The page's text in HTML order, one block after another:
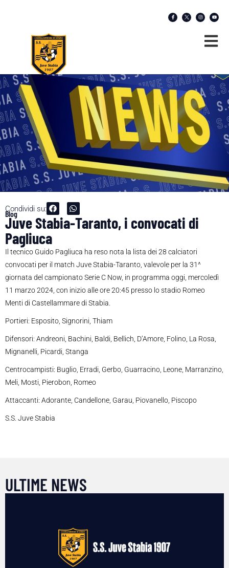
Condividi su:
Blog
Juve Stabia-Taranto, i convocati di
Pagliuca
Il tecnico Guido Pagliuca ha reso nota la lista dei 28 calciatori
convocati per il match Juve Stabia-Taranto, valevole per la 31^
giornata del campionato Serie C Now, in programma oggi, mercoledì
11 marzo 2024, con inizio alle ore 20:45 presso lo stadio Romeo
Menti di Castellammare di Stabia.
Portieri: Esposito, Signorini, Thiam
Difensori: Andreoni, Bachini, Baldi, Bellich, D’Amore, Folino, La Rosa,
Mignanelli, Picardi, Stanga
Centrocampisti: Buglio, Erradi, Gerbo, Guarracino, Leone, Marranzino,
Meli, Mosti, Pierobon, Romeo
Attaccanti: Adorante, Candellone, Garau, Piovanello, Piscopo
S.S. Juve Stabia
ULTIME NEWS